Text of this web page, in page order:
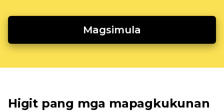
Magsimula
Higit pang mga mapagkukunan